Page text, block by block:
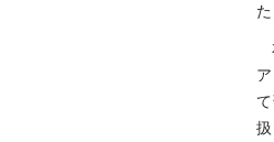
た